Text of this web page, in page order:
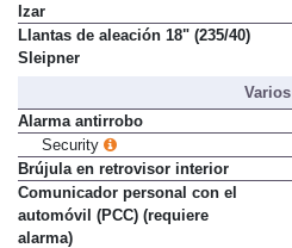
Izar
Llantas de aleación 18" (235/40)
Sleipner
Varios
Alarma antirrobo
Security
Brújula en retrovisor interior
Comunicador personal con el
automóvil (PCC) (requiere
alarma)